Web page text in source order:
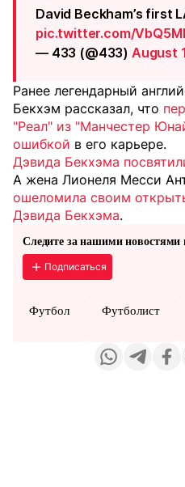
David Beckham’s first
pic.twitter.com/
— 433 (@433) August
Ранее легендарный
Бекхэм рассказал, что
"Реал" из "Манчестер
ошибкой в его карьере.
Дэвида Бекхэма
А жена Лионеля Месси
ошеломила своим
Дэвида Бекхэма.
Следите за нашими новостями
Подписаться
Футбол Футболист